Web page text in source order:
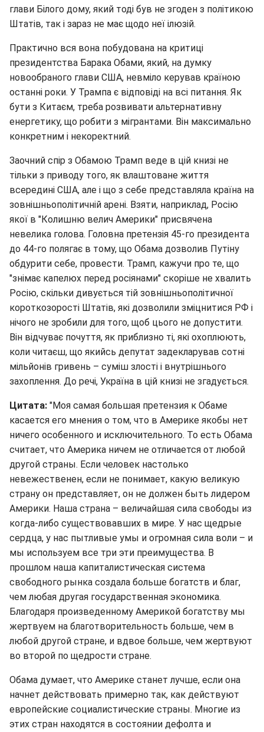
глави Білого дому, який тоді був не згоден з політикою
Штатів, так і зараз не має щодо неї ілюзій.
Практично вся вона побудована на критиці
президентства Барака Обами, який, на думку
новообраного глави США, невміло керував країною
останні роки. У Трампа є відповіді на всі питання. Як
бути з Китаєм, треба розвивати альтернативну
енергетику, що робити з мігрантами. Він максимально
конкретним і некоректний.
Заочний спір з Обамою Трамп веде в цій книзі не
тільки з приводу того, як влаштоване життя
всередині США, але і що з себе представляла країна на
зовнішньополітичній арені. Взяти, наприклад, Росію
якої в "Колишню велич Америки" присвячена
невелика голова. Головна претензія 45-го президента
до 44-го полягає в тому, що Обама дозволив Путіну
обдурити себе, провести. Трамп, кажучи про те, що
"знімає капелюх перед росіянами" скоріше не хвалить
Росію, скільки дивується тій зовнішньополітичної
короткозорості Штатів, які дозволили зміцнитися РФ і
нічого не зробили для того, щоб цього не допустити.
Він відчуває почуття, як приблизно ті, які охоплюють,
коли читаєш, що якийсь депутат задекларував сотні
мільйонів гривень – суміш злості і внутрішнього
захоплення. До речі, Україна в цій книзі не згадується.
Цитата: "Моя самая большая претензия к Обаме
касается его мнения о том, что в Америке якобы нет
ничего особенного и исключительного. То есть Обама
считает, что Америка ничем не отличается от любой
другой страны. Если человек настолько
невежественен, если не понимает, какую великую
страну он представляет, он не должен быть лидером
Америки. Наша страна – величайшая сила свободы из
когда-либо существовавших в мире. У нас щедрые
сердца, у нас пытливые умы и огромная сила воли – и
мы используем все три эти преимущества. В
прошлом наша капиталистическая система
свободного рынка создала больше богатств и благ,
чем любая другая государственная экономика.
Благодаря произведенному Америкой богатству мы
жертвуем на благотворительность больше, чем в
любой другой стране, и вдвое больше, чем жертвуют
во второй по щедрости стране.
Обама думает, что Америке станет лучше, если она
начнет действовать примерно так, как действуют
европейские социалистические страны. Многие из
этих стран находятся в состоянии дефолта и